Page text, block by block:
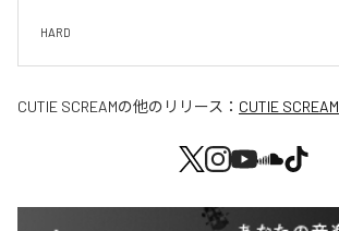
HARD
CUTIE SCREAMの他のリリース： CUTIE SCREAM